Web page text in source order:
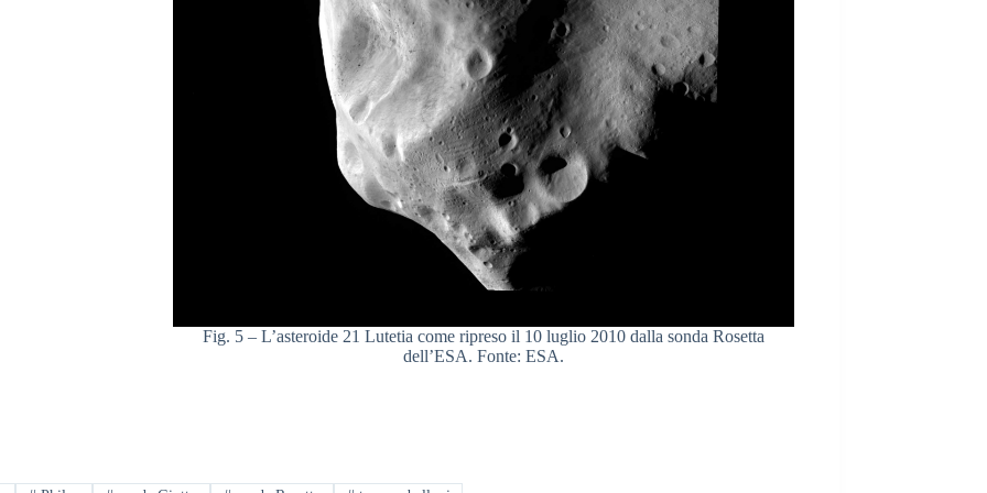
Fig. 5 – L’asteroide 21 Lutetia come ripreso il 10 luglio 2010 dalla sonda Rosetta
dell’ESA. Fonte: ESA.